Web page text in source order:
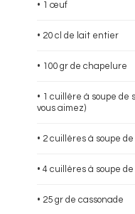
• 1 œuf
• 20 cl de lait entier
• 100 gr de chapelure
• 1 cuillère à soupe de
vous aimez)
• 2 cuillères à soupe
• 4 cuillères à soupe
• 25 gr de cassonade